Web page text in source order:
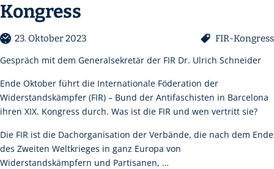
Kongress
23. Oktober 2023 FIR-Kongress
Gespräch mit dem Generalsekretär der FIR Dr. Ulrich Schneider
Ende Oktober führt die Internationale Föderation der
Widerstandskämpfer (FIR) – Bund der Antifaschisten in Barcelona
ihren XIX. Kongress durch. Was ist die FIR und wen vertritt sie?
Die FIR ist die Dachorganisation der Verbände, die nach dem Ende
des Zweiten Weltkrieges in ganz Europa von
Widerstandskämpfern und Partisanen, …